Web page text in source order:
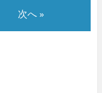
次へ »